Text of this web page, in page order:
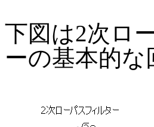
下図は2次ロ
ーの基本的な